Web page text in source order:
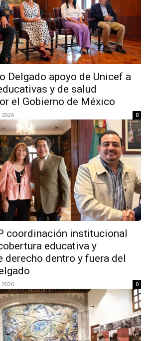
Delgado apoyo de Unicef a
y de salud
el Gobierno de México
2026 0
coordinación institucional
educativa y
derecho dentro y fuera del
2026 0